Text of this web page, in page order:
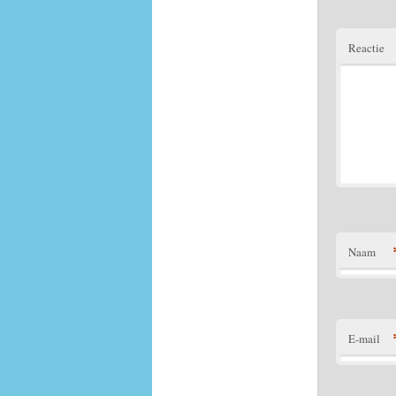
Reactie
Naam
E-mail